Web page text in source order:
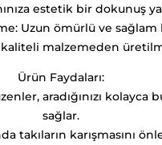
estetik bir dokunuş
Uzun ömürlü ve sağlam
malzemeden
Ürün Faydaları:
aradığınızı kolayca
sağlar.
takıların karışmasını